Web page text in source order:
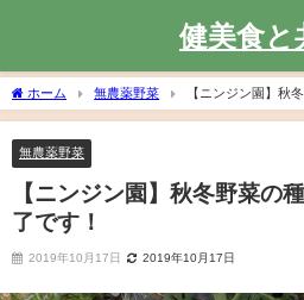
健美食と
ホーム 無農薬野菜
【ニンジン園】秋
す！
無農薬野菜
【ニンジン園】秋冬野菜の
了です！
2019年10月17日 2019年10月17日